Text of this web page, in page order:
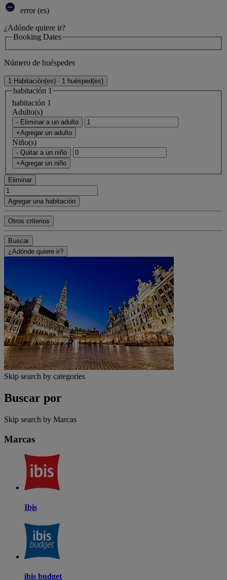
error (es)
¿Adónde quiere ir?
Booking Dates
Número de huéspedes
1 Habitación(es) - 1 huésped(es)
habitación 1
habitación 1
Adulto(s)
- Eliminar a un adulto
+Agregar un adulto
Niño(s)
- Quitar a un niño
+Agregar un niño
Eliminar
Agregar una habitación
Otros criterios
Buscar
¿Adónde quiere ir?
Skip search by categories
Buscar por
Skip search by Marcas
Marcas
Ibis
ibis budget